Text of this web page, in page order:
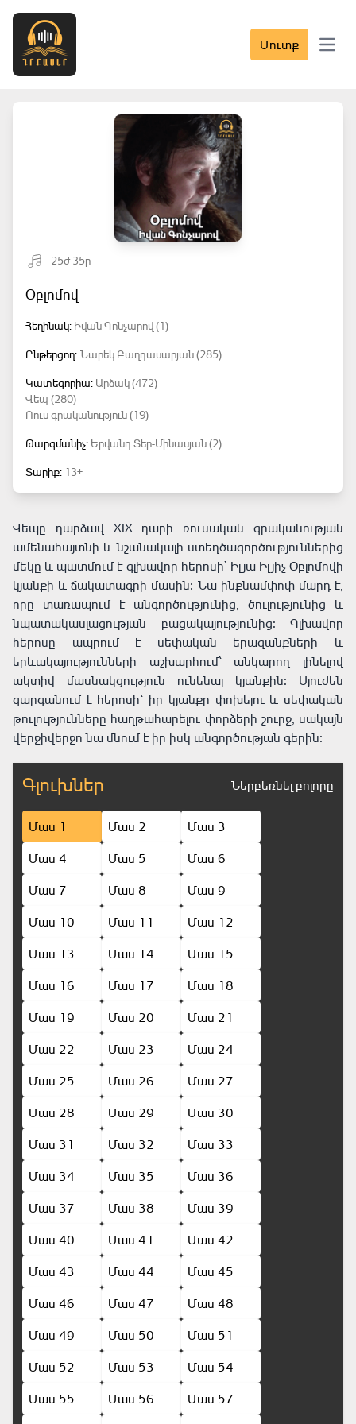
Մուտք Open
25ժ 35ր
Օբլոմով
Հեղինակ: Իվան Գոնչարով (1)
Ընթերցող: Նարեկ Բաղդասարյան (285)
Կատեգորիա: Արձակ (472)
Վեպ (280)
Ռուս գրականություն (19)
Թարգմանիչ: Երվանդ Տեր-Մինասյան (2)
Տարիք: 13+
Վեպը դարձավ XIX դարի ռուսական գրականության
ամենահայտնի և նշանակալի ստեղծագործություններից
մեկը և պատմում է գլխավոր հերոսի՝ Իլյա Իլյիչ Օբլոմովի
կյանքի և ճակատագրի մասին։ Նա ինքնամփոփ մարդ է,
որը տառապում է անգործությունից, ծուլությունից և
նպատակասլացության բացակայությունից։ Գլխավոր
հերոսը ապրում է սեփական երազանքների և
երևակայությունների աշխարհում՝ անկարող լինելով
ակտիվ մասնակցություն ունենալ կյանքին։ Սյուժեն
զարգանում է հերոսի՝ իր կյանքը փոխելու և սեփական
թուլությունները հաղթահարելու փորձերի շուրջ, սակայն
վերջիվերջո նա մնում է իր իսկ անգործության գերին։
Գլուխներ Ներբեռնել բոլորը
Մաս 1 Մաս 2
Մաս 3
Մաս 4
Մաս 5
Մաս 6
Մաս 7
Մաս 8
Մաս 9
Մաս 10
Մաս 11
Մաս 12
Մաս 13
Մաս 14
Մաս 15
Մաս 16
Մաս 17
Մաս 18
Մաս 19
Մաս 20
Մաս 21
Մաս 22
Մաս 23
Մաս 24
Մաս 25
Մաս 26
Մաս 27
Մաս 28
Մաս 29
Մաս 30
Մաս 31
Մաս 32
Մաս 33
Մաս 34
Մաս 35
Մաս 36
Մաս 37
Մաս 38
Մաս 39
Մաս 40
Մաս 41
Մաս 42
Մաս 43
Մաս 44
Մաս 45
Մաս 46
Մաս 47
Մաս 48
Մաս 49
Մաս 50
Մաս 51
Մաս 52
Մաս 53
Մաս 54
Մաս 55
Մաս 56
Մաս 57